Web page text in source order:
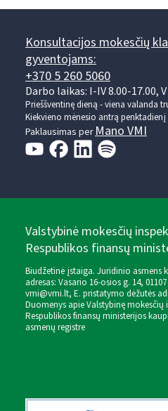
Konsultacijos mokesčių
gyventojams:
+370 5 260 5060
Darbo laikas: I-IV 8.00-17.00,
Prieššventinę dieną - viena valanda
Kiekvieno mėnesio antrą penktadienį
Paklausimas per Mano VMI
Valstybinė mokesčių
Respublikos finansų
Biudžetinė įstaiga. Juridinio asmens
adresas: Vasario 16-osios g. 14,
vmi@vmi.lt, E. pristatymo dėžutės
Duomenys apie Valstybinę mokesčių
Respublikos finansų ministerijos
asmenų registre